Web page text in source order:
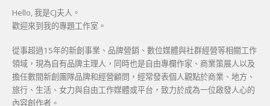
Hello, 我是CJ夫人。
歡迎來到我的專題工作室。
從事超過15年的新創事業、品牌營銷、數位媒體與社群經營等相關工作
領域，現為自有品牌主理人，同時也是自由專欄作家、商業策展人以及
擔任數間新創團隊品牌和經營顧問，經常發表個人觀點於商業、地方、
旅行、生活、女力與自由工作媒體或平台，致力於成為一位啟發人心的
內容創作者。